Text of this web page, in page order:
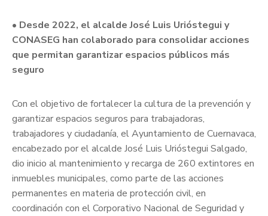
• Desde 2022, el alcalde José Luis Urióstegui y
CONASEG han colaborado para consolidar acciones
que permitan garantizar espacios públicos más
seguro
Con el objetivo de fortalecer la cultura de la prevención y
garantizar espacios seguros para trabajadoras,
trabajadores y ciudadanía, el Ayuntamiento de Cuernavaca,
encabezado por el alcalde José Luis Urióstegui Salgado,
dio inicio al mantenimiento y recarga de 260 extintores en
inmuebles municipales, como parte de las acciones
permanentes en materia de protección civil, en
coordinación con el Corporativo Nacional de Seguridad y